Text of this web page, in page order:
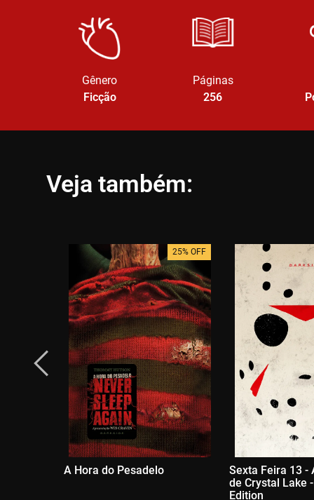
Gênero
Ficção
Páginas
256
Veja também:
25% OFF
A Hora do Pesadelo
Sexta Feira 13 -
de Crystal Lake
Edition